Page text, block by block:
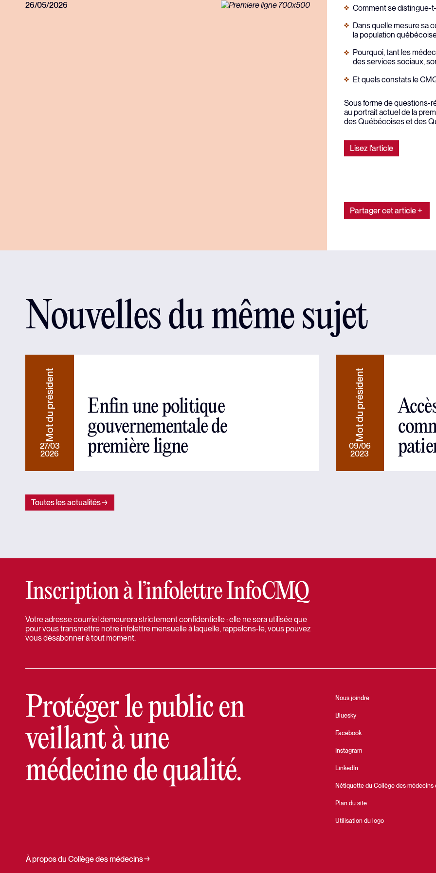
26/05/2026
Comment se distingue-
Dans quelle mesure sa
la population
Pourquoi, tant les
des services sociaux,
Et quels constats le
Sous forme de questions-
au portrait actuel de la
des Québécoises et des
Lisez l'article
Partager cet article
Nouvelles du même sujet
Mot du président
27/03
2026
Enfin une politique
gouvernementale de
première ligne
Mot du président
09/06
2023
Toutes les actualités
Inscription à l’infolettre InfoCMQ
Votre adresse courriel demeurera strictement confidentielle : elle ne sera utilisée que
pour vous transmettre notre infolettre mensuelle à laquelle, rappelons-le, vous pouvez
vous désabonner à tout moment.
Protéger le public en
veillant à une
médecine de qualité.
Nous joindre
Bluesky
Facebook
Instagram
LinkedIn
Nétiquette du Collège des médecins
Plan du site
Utilisation du logo
À propos du Collège des médecins